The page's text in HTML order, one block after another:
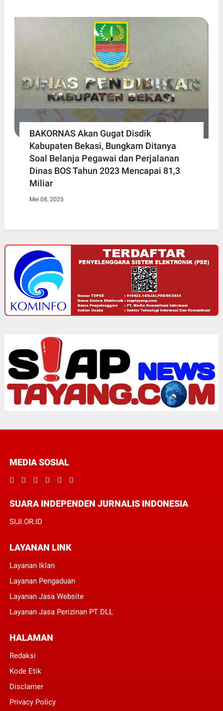
BAKORNAS Akan Gugat Disdik
Kabupaten Bekasi, Bungkam Ditanya
Soal Belanja Pegawai dan Perjalanan
Dinas BOS Tahun 2023 Mencapai 81,3
Miliar
Mei 08, 2025
MEDIA SOSIAL
SUARA INDEPENDEN JURNALIS INDONESIA
SIJI.OR.ID
LAYANAN LINK
Layanan Iklan
Layanan Pengaduan
Layanan Jasa Website
Layanan Jasa Perizinan PT DLL
HALAMAN
Redaksi
Kode Etik
Disclamer
Privacy Policy